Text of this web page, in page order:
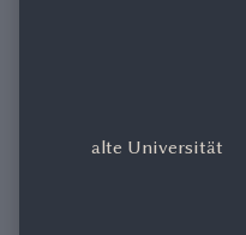
alte Universität